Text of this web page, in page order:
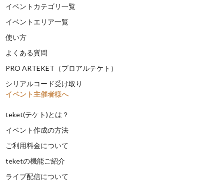
イベントカテゴリ一覧
イベントエリア一覧
使い方
よくある質問
PRO ARTEKET（プロアルテケト）
シリアルコード受け取り
イベント主催者様へ
teket(テケト)とは？
イベント作成の方法
ご利用料金について
teketの機能ご紹介
ライブ配信について